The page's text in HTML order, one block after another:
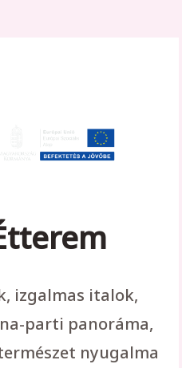
izgalmas italok,
parti panoráma,
nyugalma